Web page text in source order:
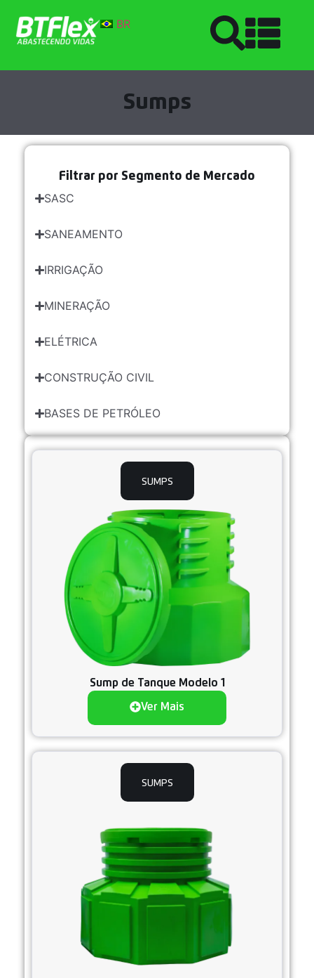
BR
Sumps
Filtrar por Segmento de Mercado
SASC
SANEAMENTO
IRRIGAÇÃO
MINERAÇÃO
ELÉTRICA
CONSTRUÇÃO CIVIL
BASES DE PETRÓLEO
SUMPS
Sump de Tanque Modelo 1
Ver Mais
SUMPS